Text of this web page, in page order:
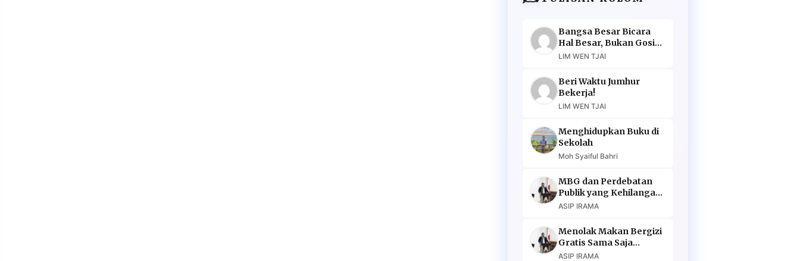
Bangsa Besar Bicara
Hal Besar, Bukan Gosip
Murahan
LIM WEN TJAI
Beri Waktu Jumhur
Bekerja!
LIM WEN TJAI
Menghidupkan Buku di
Sekolah
Moh Syaiful Bahri
MBG dan Perdebatan
Publik yang Kehilangan
Argumen
ASIP IRAMA
Menolak Makan Bergizi
Gratis Sama Saja
Menolak Masa Depan
ASIP IRAMA